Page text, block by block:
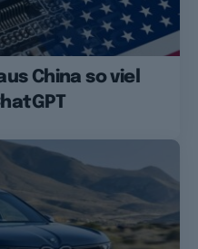
China so viel